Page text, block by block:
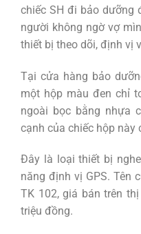
chiếc SH đi bảo dưỡng
người không ngờ vợ
thiết bị theo dõi, định vị
Tại cửa hàng bảo
một hộp màu đen chỉ
ngoài bọc bằng nhựa
cạnh của chiếc hộp này
Đây là loại thiết bị
năng định vị GPS. Tên
TK 102, giá bán trên
triệu đồng.